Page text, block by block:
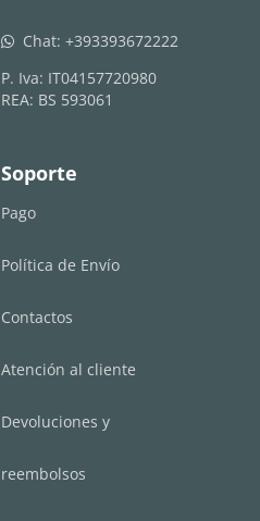
whatsapp Chat: +393393672222
P. Iva: IT04157720980
REA: BS 593061
Soporte
Pago
Política de Envío
Contactos
Atención al cliente
Devoluciones y
reembolsos